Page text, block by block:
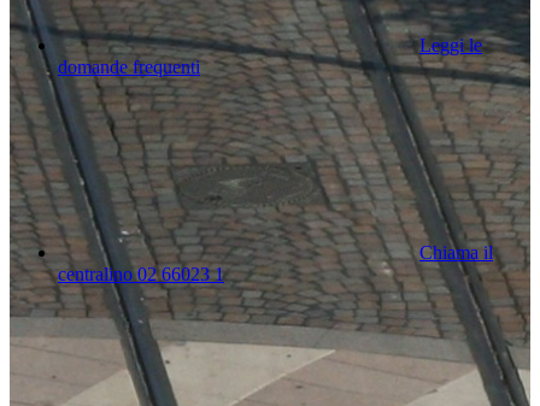
Leggi le
domande frequenti
Chiama il
centralino 02 66023 1